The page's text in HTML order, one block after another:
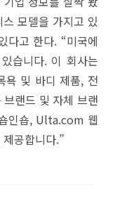
모델을 가지고 있
다고 한다. “미국에
습니다. 이 회사는
욕 및 바디 제품, 전
랜드 및 자체 브랜
인숍, Ulta.com 웹
공합니다.”